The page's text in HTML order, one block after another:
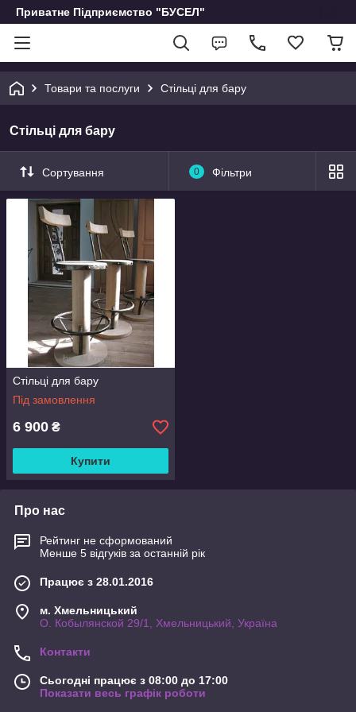
Приватне Підприємство "БУСЕЛ"
Товари та послуги Стільці для бару
Стільці для бару
Сортування 0 Фільтри
Стільці для бару
Під замовлення
6 900 ₴
Купити
Про нас
Рейтинг не сформований
Менше 5 відгуків за останній рік
Працює з 28.01.2016
м. Хмельницький
О. Кобылянской 29/1, Хмельницький, Україна
Контакти
Сьогодні працює з 08:00 до 17:00
Показати весь графік роботи